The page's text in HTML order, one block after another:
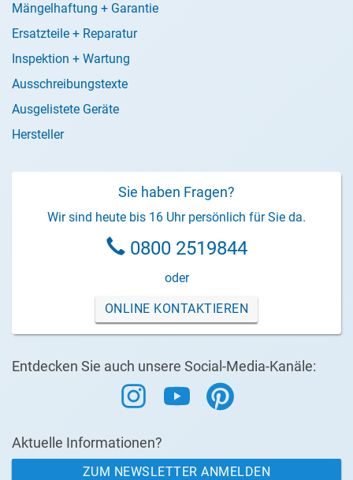
Mängelhaftung + Garantie
Ersatzteile + Reparatur
Inspektion + Wartung
Ausschreibungstexte
Ausgelistete Geräte
Hersteller
Sie haben Fragen?
Wir sind heute bis 16 Uhr persönlich für Sie da.
0800 2519844
oder
ONLINE KONTAKTIEREN
Entdecken Sie auch unsere Social-Media-Kanäle:
Aktuelle Informationen?
ZUM NEWSLETTER ANMELDEN